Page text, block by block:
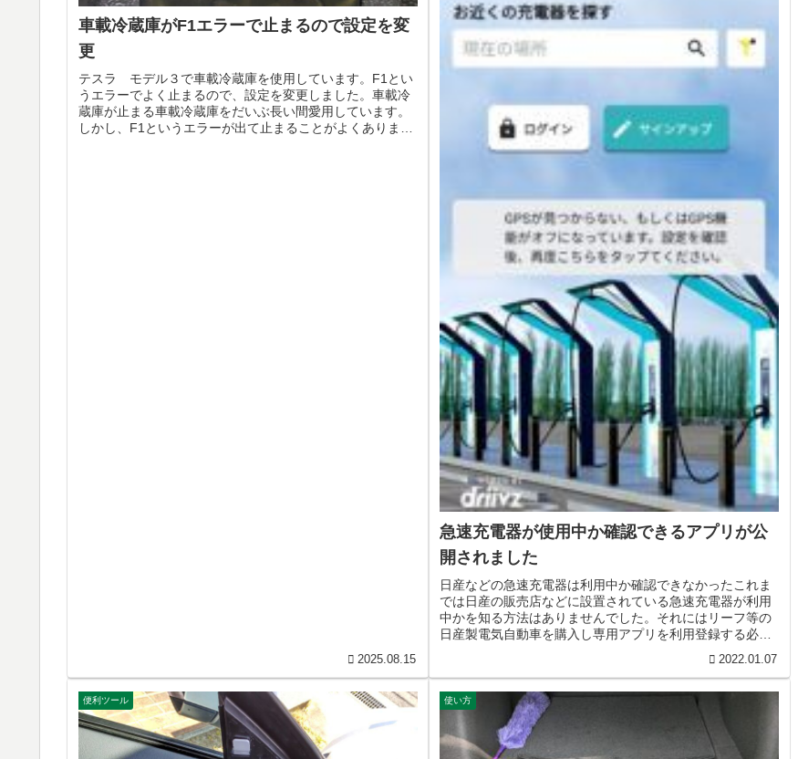
車載冷蔵庫がF1エラーで止まるので設定を変
更
テスラ モデル３で車載冷蔵庫を使用しています。F1とい
うエラーでよく止まるので、設定を変更しました。車載冷
蔵庫が止まる車載冷蔵庫をだいぶ長い間愛用しています。
しかし、F1というエラーが出て止まることがよくありま
2025.08.15
急速充電器が使用中か確認できるアプリが公
開されました
日産などの急速充電器は利用中か確認できなかったこれま
では日産の販売店などに設置されている急速充電器が利用
中かを知る方法はありませんでした。それにはリーフ等の
日産製電気自動車を購入し専用アプリを利用登録する必要
2022.01.07
便利ツール 使い方